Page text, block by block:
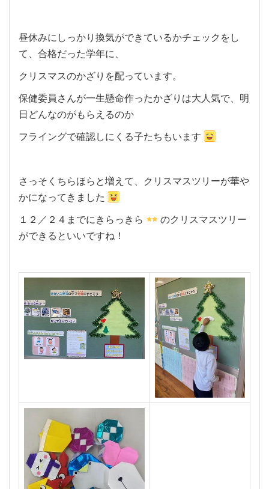
昼休みにしっかり換気ができているかチェックをし
て、合格だった学年に、
クリスマスのかざりを配っています。
保健委員さんが一生懸命作ったかざりは大人気で、明
日どんなのがもらえるのか
フライングで確認しにくる子たちもいます
さっそくちらほらと増えて、クリスマスツリーが華や
かになってきました
１２／２４までにきらっきら
のクリスマスツリー
ができるといいですね！